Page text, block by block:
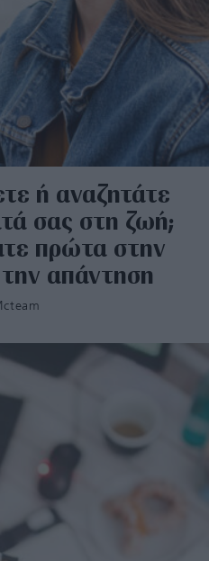
ή αναζητάτε
σας στη ζωή;
πρώτα στην
την απάντηση